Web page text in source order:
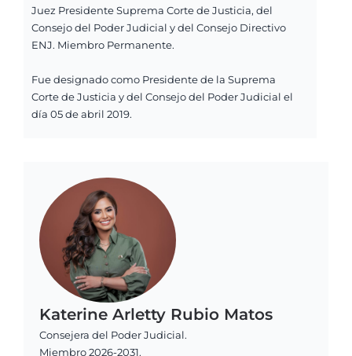
Juez Presidente Suprema Corte de Justicia, del
Consejo del Poder Judicial y del Consejo Directivo
ENJ. Miembro Permanente.
Fue designado como Presidente de la Suprema
Corte de Justicia y del Consejo del Poder Judicial el
día 05 de abril 2019.
Katerine Arletty Rubio Matos
Consejera del Poder Judicial.
Miembro 2026-2031.